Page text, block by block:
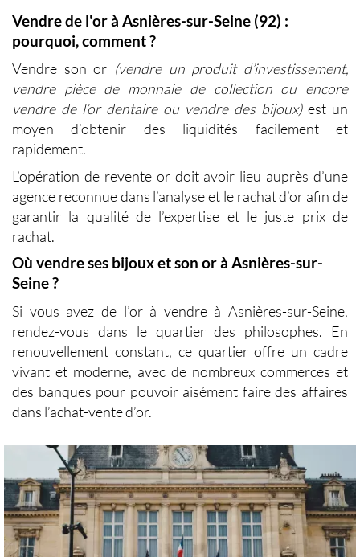
Vendre de l'or à Asnières-sur-Seine (92) :
pourquoi, comment ?
Vendre son or (vendre un produit d’investissement,
vendre pièce de monnaie de collection ou encore
vendre de l’or dentaire ou vendre des bijoux)est un
moyen d’obtenir des liquidités facilement et
rapidement.
L’opération de revente or doit avoir lieu auprès d’une
agence reconnue dans l’analyse et le rachat d’or afin de
garantir la qualité de l’expertise et le juste prix de
rachat.
Où vendre ses bijoux et son or à Asnières-sur-
Seine ?
Si vous avez de l’or à vendre à Asnières-sur-Seine,
rendez-vous dans le quartier des philosophes. En
renouvellement constant, ce quartier offre un cadre
vivant et moderne, avec de nombreux commerces et
des banques pour pouvoir aisément faire des affaires
dans l’achat-vente d’or.